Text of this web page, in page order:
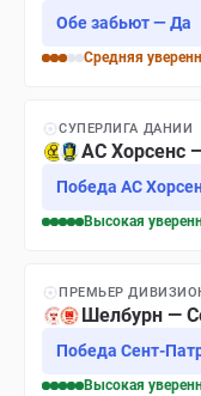
Обе забьют — Да
Средняя
СУПЕРЛИГА ДАНИИ
АС Хорсенс
Победа АС
Высокая
ПРЕМЬЕР
Шелбурн —
Победа Сент-
Высокая